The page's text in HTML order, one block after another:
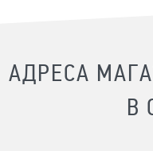
АДРЕСА
В